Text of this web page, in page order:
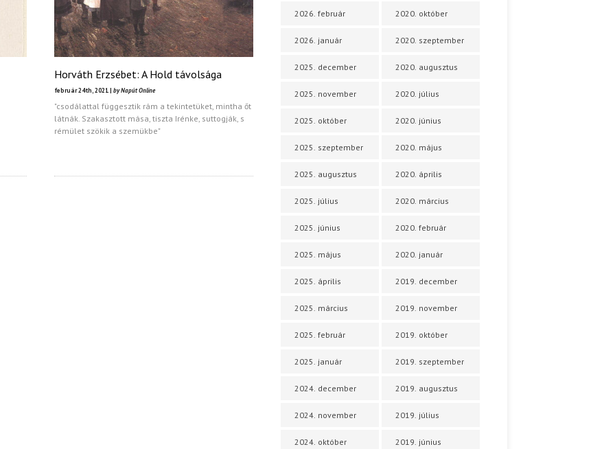
Horváth Erzsébet: A Hold távolsága
február 24th, 2021 | by Napút Online
"csodálattal függesztik rám a tekintetüket, mintha őt
látnák. Szakasztott mása, tiszta Irénke, suttogják, s
rémület szökik a szemükbe"
2026. február
2026. január
2025. december
2025. november
2025. október
2025. szeptember
2025. augusztus
2025. július
2025. június
2025. május
2025. április
2025. március
2025. február
2025. január
2024. december
2024. november
2024. október
2020. október
2020. szeptember
2020. augusztus
2020. július
2020. június
2020. május
2020. április
2020. március
2020. február
2020. január
2019. december
2019. november
2019. október
2019. szeptember
2019. augusztus
2019. július
2019. június